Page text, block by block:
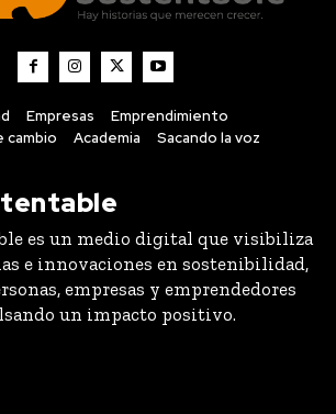
Empresas
Emprendimiento
cambio
Academia Sacando la voz
es un medio digital que visibiliza
e innovaciones en sostenibilidad,
empresas y emprendedores
un impacto positivo.